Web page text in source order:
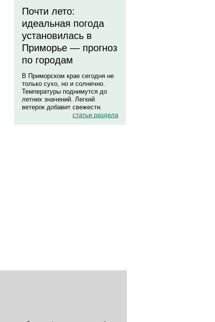
Почти лето:
идеальная погода
установилась в
Приморье — прогноз
по городам
В Приморском крае сегодня не
только сухо, но и солнечно.
Температуры поднимутся до
летних значений. Легкий
ветерок добавит свежести.
статьи раздела